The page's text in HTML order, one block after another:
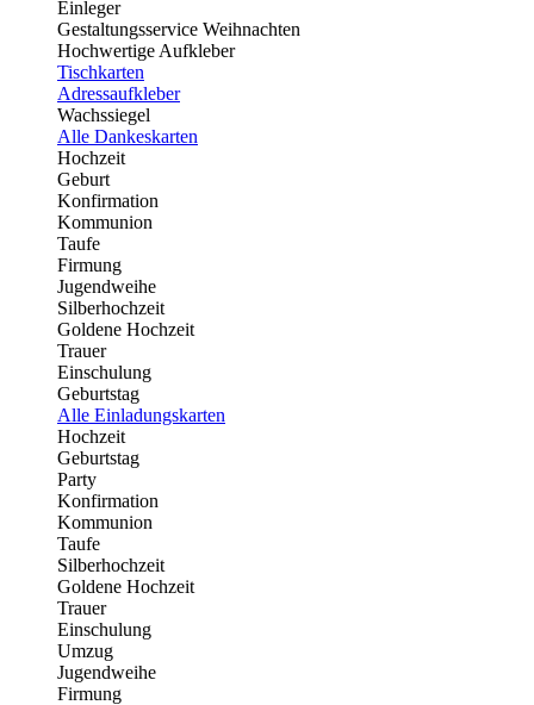
Einleger
Gestaltungsservice Weihnachten
Hochwertige Aufkleber
Tischkarten
Adressaufkleber
Wachssiegel
Alle Dankeskarten
Hochzeit
Geburt
Konfirmation
Kommunion
Taufe
Firmung
Jugendweihe
Silberhochzeit
Goldene Hochzeit
Trauer
Einschulung
Geburtstag
Alle Einladungskarten
Hochzeit
Geburtstag
Party
Konfirmation
Kommunion
Taufe
Silberhochzeit
Goldene Hochzeit
Trauer
Einschulung
Umzug
Jugendweihe
Firmung